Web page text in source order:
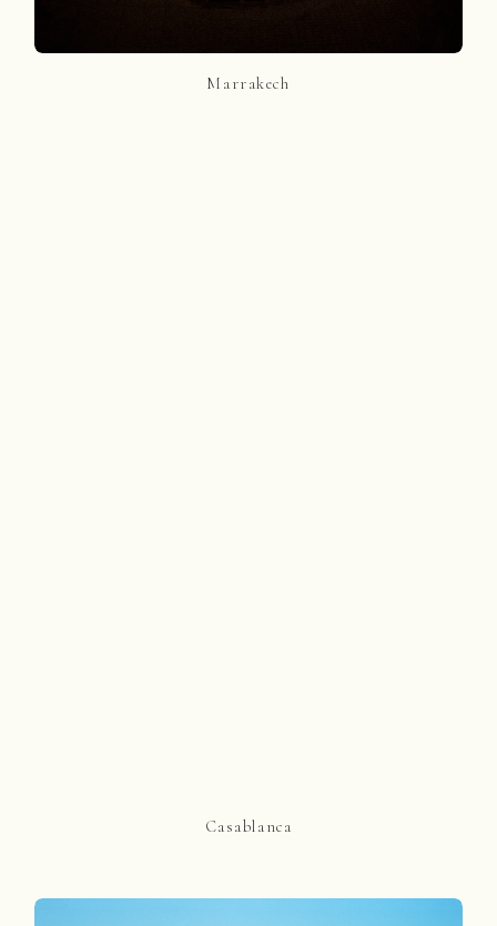
Marrakech
Casablanca